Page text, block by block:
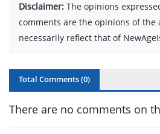
Disclaimer: The opinions
comments are the opinions of the
necessarily reflect that of
Total Comments (0)
There are no comments on